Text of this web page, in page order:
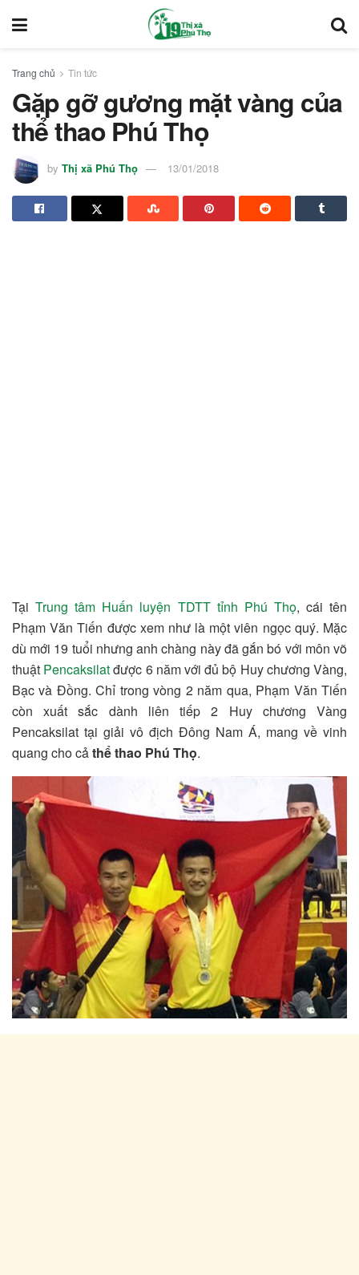
Trang chủ Tin tức
Gặp gỡ gương mặt vàng của
thể thao Phú Thọ
by Thị xã Phú Thọ 13/01/2018
TạiTrung tâm Huấn luyện TDTT tỉnh Phú Thọ, cái tên
Phạm Văn Tiến được xem như là một viên ngọc quý. Mặc
dù mới 19 tuổi nhưng anh chàng này đã gắn bó với môn võ
thuật Pencaksilatđược 6 năm với đủ bộ Huy chương Vàng,
Bạc và Đồng. Chỉ trong vòng 2 năm qua, Phạm Văn Tiến
còn xuất sắc dành liên tiếp 2 Huy chương Vàng
Pencaksilat tại giải vô địch Đông Nam Á, mang về vinh
quang cho cảthể thao Phú Thọ.